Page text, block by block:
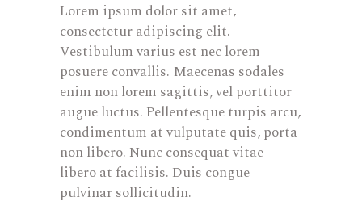
Lorem ipsum dolor sit amet,
consectetur adipiscing elit.
Vestibulum varius est nec lorem
posuere convallis. Maecenas sodales
enim non lorem sagittis, vel porttitor
augue luctus. Pellentesque turpis arcu,
condimentum at vulputate quis, porta
non libero. Nunc consequat vitae
libero at facilisis. Duis congue
pulvinar sollicitudin.